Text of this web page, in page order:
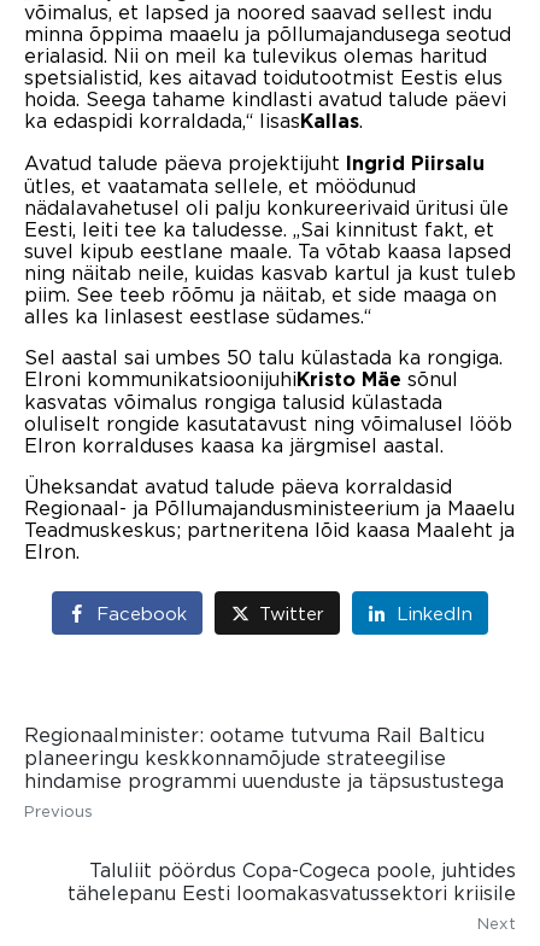
võimalus, et lapsed ja noored saavad sellest indu
minna õppima maaelu ja põllumajandusega seotud
erialasid. Nii on meil ka tulevikus olemas haritud
spetsialistid, kes aitavad toidutootmist Eestis elus
hoida. Seega tahame kindlasti avatud talude päevi
ka edaspidi korraldada,“ lisas Kallas.
Avatud talude päeva projektijuht
Ingrid Piirsalu
ütles, et vaatamata sellele, et möödunud
nädalavahetusel oli palju konkureerivaid üritusi üle
Eesti, leiti tee ka taludesse. „Sai kinnitust fakt, et
suvel kipub eestlane maale. Ta võtab kaasa lapsed
ning näitab neile, kuidas kasvab kartul ja kust tuleb
piim. See teeb rõõmu ja näitab, et side maaga on
alles ka linlasest eestlase südames.“
Sel aastal sai umbes 50 talu külastada ka rongiga.
Elroni kommunikatsioonijuhi Kristo Mäe sõnul
kasvatas võimalus rongiga talusid külastada
oluliselt rongide kasutatavust ning võimalusel lööb
Elron korralduses kaasa ka järgmisel aastal.
Üheksandat avatud talude päeva korraldasid
Regionaal- ja Põllumajandusministeerium ja Maaelu
Teadmuskeskus; partneritena lõid kaasa Maaleht ja
Elron.
Facebook Twitter LinkedIn
Regionaalminister: ootame tutvuma Rail Balticu
planeeringu keskkonnamõjude strateegilise
hindamise programmi uuenduste ja täpsustustega
Previous
Taluliit pöördus Copa-Cogeca poole, juhtides
tähelepanu Eesti loomakasvatussektori kriisile
Next